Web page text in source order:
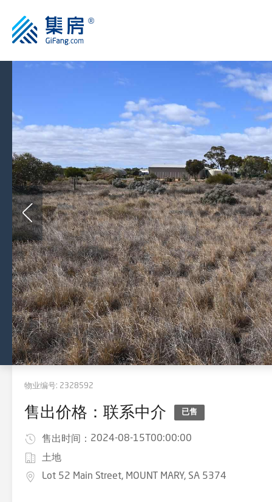
物业编号: 2328592
售出价格：联系中介 已售
售出时间： 2024-08-15T00:00:00
土地
Lot 52 Main Street, MOUNT MARY, SA 5374